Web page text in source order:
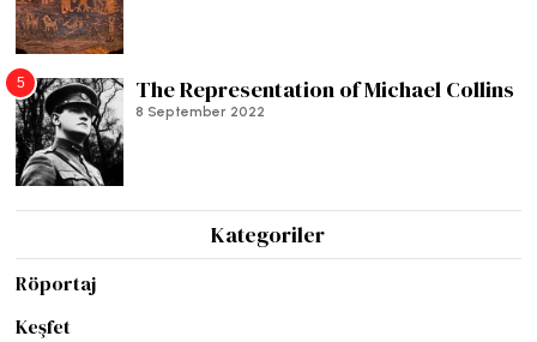
5 The Representation of Michael Collins
8 September 2022
Kategoriler
Röportaj
Keşfet